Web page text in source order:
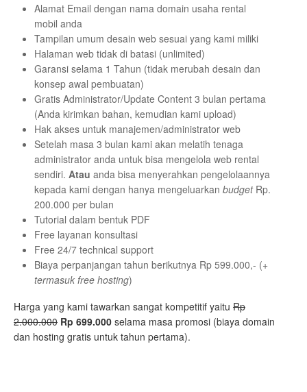
Alamat Email dengan nama domain usaha rental
mobil anda
Tampilan umum desain web sesuai yang kami miliki
Halaman web tidak di batasi (unlimited)
Garansi selama 1 Tahun (tidak merubah desain dan
konsep awal pembuatan)
Gratis Administrator/Update Content 3 bulan pertama
(Anda kirimkan bahan, kemudian kami upload)
Hak akses untuk manajemen/administrator web
Setelah masa 3 bulan kami akan melatih tenaga
administrator anda untuk bisa mengelola web rental
sendiri. Atau anda bisa menyerahkan pengelolaannya
kepada kami dengan hanya mengeluarkan budgetRp.
200.000 per bulan
Tutorial dalam bentuk PDF
Free layanan konsultasi
Free 24/7 technical support
Biaya perpanjangan tahun berikutnya Rp 599.000,- (+
termasuk free hosting)
Harga yang kami tawarkan sangat kompetitif yaitu Rp
2.000.000 Rp 699.000 selama masa promosi (biaya domain
dan hosting gratis untuk tahun pertama).